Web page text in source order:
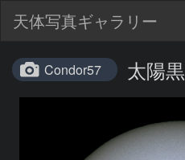
天体写真ギャラリー
Condor57 太陽